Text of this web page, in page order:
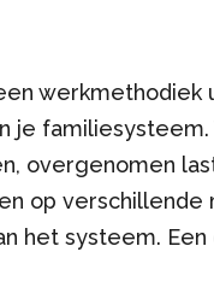
werkmethodiek
je
overgenomen
op
het systeem.